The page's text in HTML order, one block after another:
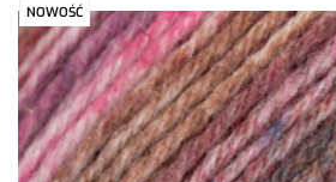
NOWOŚĆ